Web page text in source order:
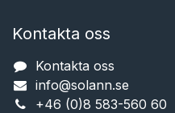
Kontakta oss
Kontakta oss
info@solann.se​​​​​​
+46 (0)8 583-560 60